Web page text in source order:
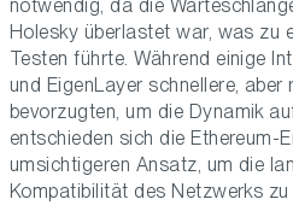
notwendig, da die
Holesky überlastet war, was zu
Testen führte. Während einige
und EigenLayer schnellere, aber
bevorzugten, um die Dynamik
entschieden sich die Ethereum-
umsichtigeren Ansatz, um die
Kompatibilität des Netzwerks